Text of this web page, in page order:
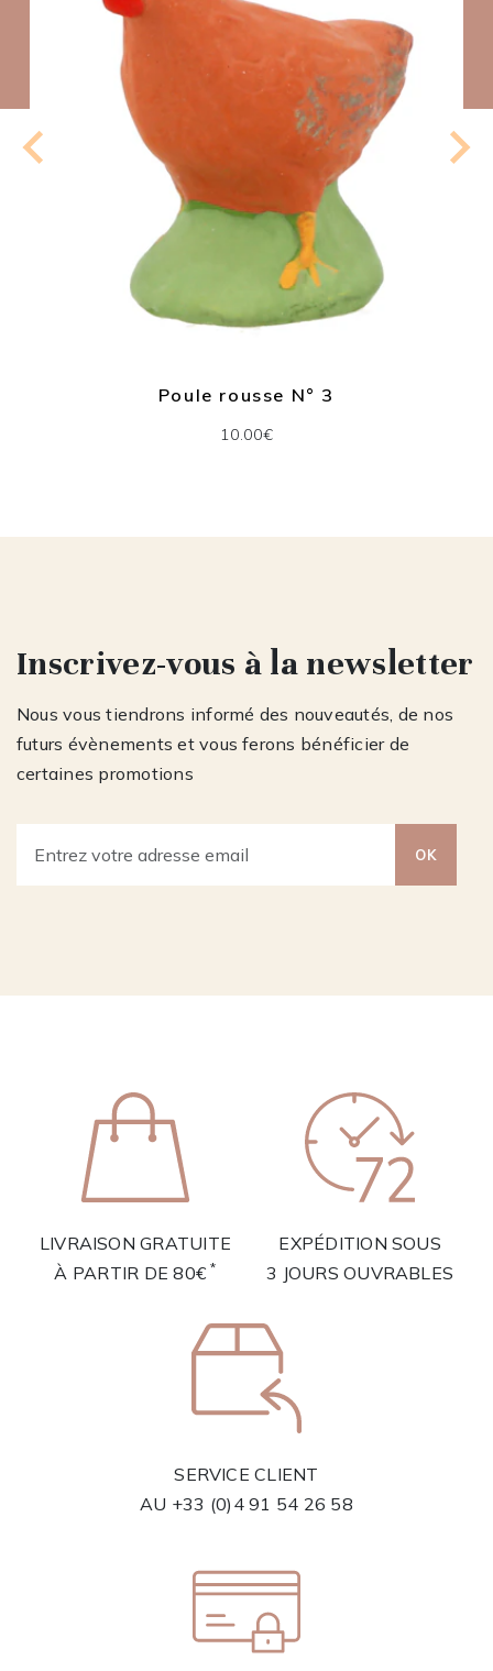
Poule rousse N° 3
10.00€
Inscrivez-vous à la newsletter
Nous vous tiendrons informé des nouveautés, de nos
futurs évènements et vous ferons bénéficier de
certaines promotions
OK
LIVRAISON GRATUITE
À PARTIR DE 80€ *
EXPÉDITION SOUS
3 JOURS OUVRABLES
SERVICE CLIENT
AU +33 (0)4 91 54 26 58